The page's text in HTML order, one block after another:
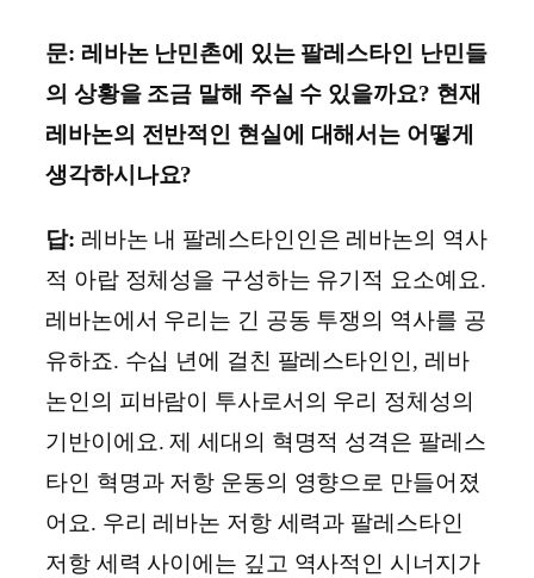
문: 레바논 난민촌에 있는 팔레스타인 난민들
의 상황을 조금 말해 주실 수 있을까요? 현재
레바논의 전반적인 현실에 대해서는 어떻게
생각하시나요?
답: 레바논 내 팔레스타인인은 레바논의 역사
적 아랍 정체성을 구성하는 유기적 요소예요.
레바논에서 우리는 긴 공동 투쟁의 역사를 공
유하죠. 수십 년에 걸친 팔레스타인인, 레바
논인의 피바람이 투사로서의 우리 정체성의
기반이에요. 제 세대의 혁명적 성격은 팔레스
타인 혁명과 저항 운동의 영향으로 만들어졌
어요. 우리 레바논 저항 세력과 팔레스타인
저항 세력 사이에는 깊고 역사적인 시너지가